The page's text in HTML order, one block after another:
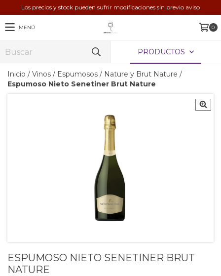
Los precios y stock pueden sufrir modificaciones sin previo aviso
MENÚ 0
PRODUCTOS
Inicio / Vinos / Espumosos / Nature y Brut Nature /
Espumoso Nieto Senetiner Brut Nature
ESPUMOSO NIETO SENETINER BRUT
NATURE